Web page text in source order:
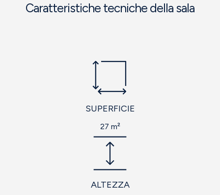
Caratteristiche tecniche della sala
SUPERFICIE
27 m²
ALTEZZA